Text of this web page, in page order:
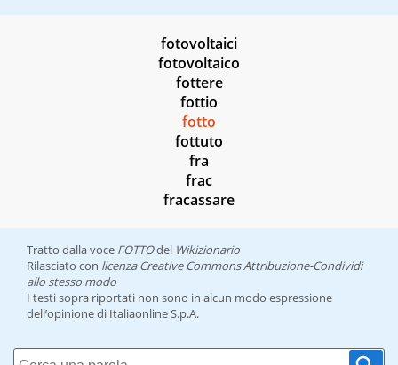
fotovoltaici
fotovoltaico
fottere
fottio
fotto
fottuto
fra
frac
fracassare
Tratto dalla voce FOTTOdel Wikizionario
Rilasciato con licenza Creative Commons Attribuzione-Condividi
allo stesso modo
I testi sopra riportati non sono in alcun modo espressione
dell’opinione di Italiaonline S.p.A.